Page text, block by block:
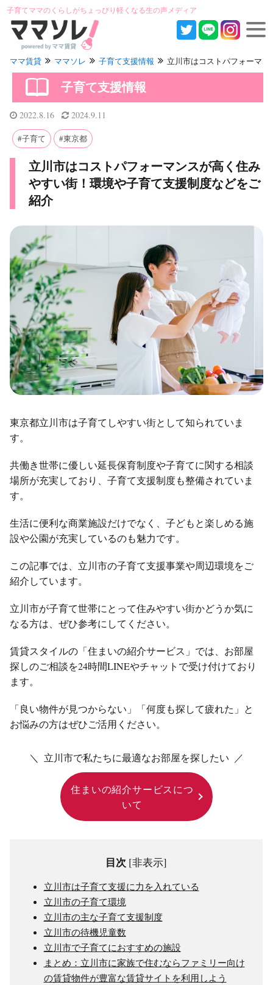
子育てママのくらしがちょっぴり軽くなる生の声メディア
ママ賃貸 ママソレ 子育て支援情報 立川市はコストパフォーマ
子育て支援情報
2022.8.16 2024.9.11
子育て 東京都
立川市はコストパフォーマンスが高く住み
やすい街！環境や子育て支援制度などをご
紹介
東京都立川市は子育てしやすい街として知られていま
す。
共働き世帯に優しい延長保育制度や子育てに関する相談
場所が充実しており、子育て支援制度も整備されていま
す。
生活に便利な商業施設だけでなく、子どもと楽しめる施
設や公園が充実しているのも魅力です。
この記事では、立川市の子育て支援事業や周辺環境をご
紹介しています。
立川市が子育て世帯にとって住みやすい街かどうか気に
なる方は、ぜひ参考にしてください。
賃貸スタイルの「住まいの紹介サービス」では、お部屋
探しのご相談を24時間LINEやチャットで受け付けており
ます。
「良い物件が見つからない」「何度も探して疲れた」と
お悩みの方はぜひご活用ください。
＼ 立川市で私たちに最適なお部屋を探したい ／
住まいの紹介サービスにつ
いて
目次 [非表示]
立川市は子育て支援に力を入れている
立川市の子育て環境
立川市の主な子育て支援制度
立川市の待機児童数
立川市で子育てにおすすめの施設
まとめ：立川市に家族で住むならファミリー向け
の賃貸物件が豊富な賃貸サイトを利用しよう